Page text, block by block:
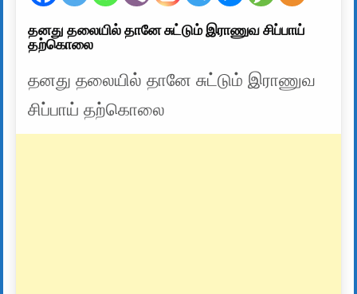
தனது தலையில் தானே சுட்டும் இராணுவ சிப்பாய்
தற்கொலை
தனது தலையில் தானே சுட்டும் இராணுவ
சிப்பாய் தற்கொலை